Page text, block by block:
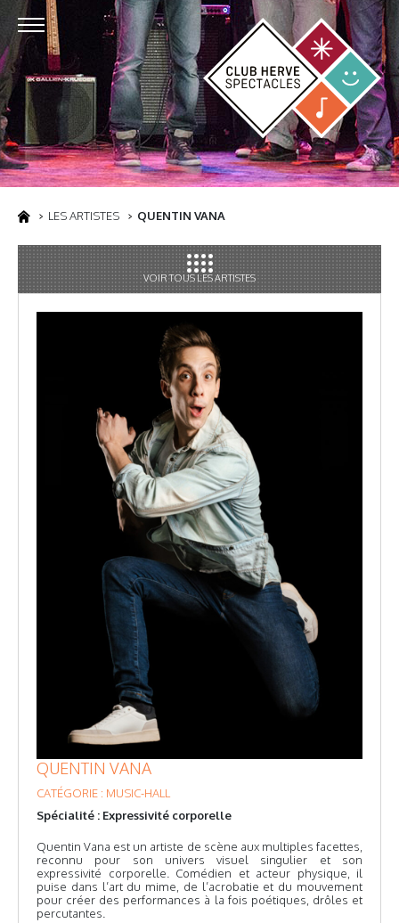
LES ARTISTES QUENTIN VANA
VOIR TOUS LES ARTISTES
QUENTIN VANA
CATÉGORIE : MUSIC-HALL
Spécialité : Expressivité corporelle
Quentin Vana est un artiste de scène aux multiples facettes,
reconnu pour son univers visuel singulier et son
expressivité corporelle. Comédien et acteur physique, il
puise dans l’art du mime, de l’acrobatie et du mouvement
pour créer des performances à la fois poétiques, drôles et
percutantes.